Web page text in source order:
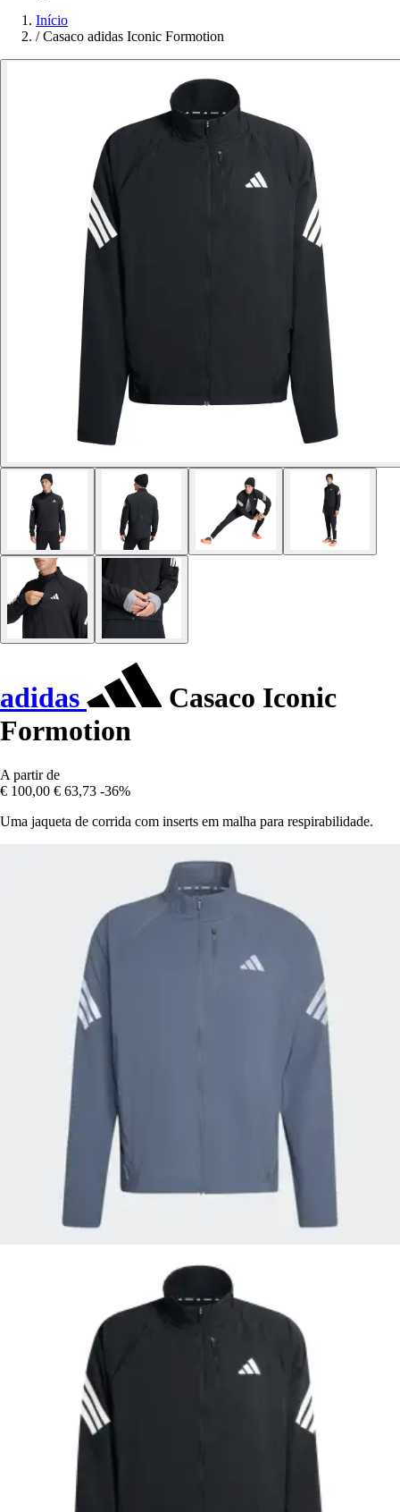
Início
/ Casaco adidas Iconic Formotion
adidas
Casaco Iconic
Formotion
A partir de
€ 100,00 € 63,73 -36%
Uma jaqueta de corrida com inserts em malha para respirabilidade.